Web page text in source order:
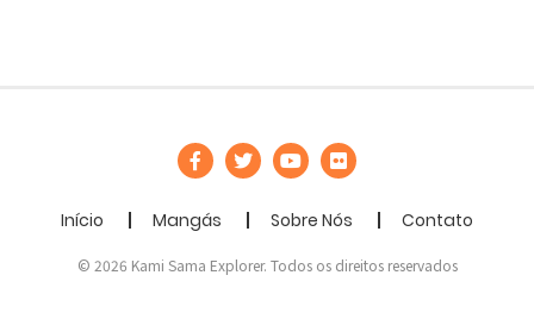
Início Mangás Sobre Nós Contato
© 2026 Kami Sama Explorer. Todos os direitos reservados